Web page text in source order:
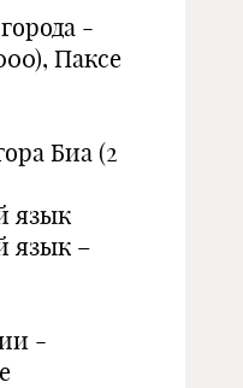
-
Паксе
Биа (2
язык
язык –
-